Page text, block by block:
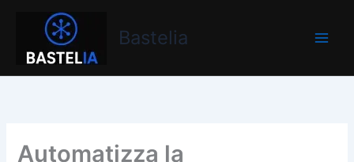
contenuto
Bastelia
Bastelia
Automatizza la